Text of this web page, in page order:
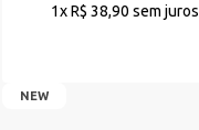
1xR$ 38,90 sem juros
NEW